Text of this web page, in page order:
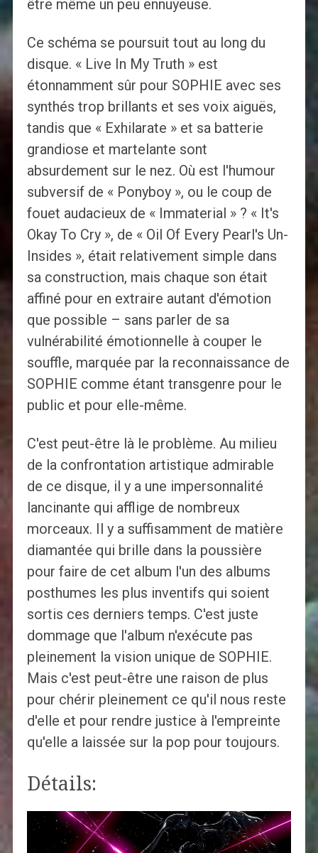
être même un peu ennuyeuse.
Ce schéma se poursuit tout au long du
disque. « Live In My Truth » est
étonnamment sûr pour SOPHIE avec ses
synthés trop brillants et ses voix aiguës,
tandis que « Exhilarate » et sa batterie
grandiose et martelante sont
absurdement sur le nez. Où est l'humour
subversif de « Ponyboy », ou le coup de
fouet audacieux de « Immaterial » ? « It's
Okay To Cry », de « Oil Of Every Pearl's Un-
Insides », était relativement simple dans
sa construction, mais chaque son était
affiné pour en extraire autant d'émotion
que possible – sans parler de sa
vulnérabilité émotionnelle à couper le
souffle, marquée par la reconnaissance de
SOPHIE comme étant transgenre pour le
public et pour elle-même.
C'est peut-être là le problème. Au milieu
de la confrontation artistique admirable
de ce disque, il y a une impersonnalité
lancinante qui afflige de nombreux
morceaux. Il y a suffisamment de matière
diamantée qui brille dans la poussière
pour faire de cet album l'un des albums
posthumes les plus inventifs qui soient
sortis ces derniers temps. C'est juste
dommage que l'album n'exécute pas
pleinement la vision unique de SOPHIE.
Mais c'est peut-être une raison de plus
pour chérir pleinement ce qu'il nous reste
d'elle et pour rendre justice à l'empreinte
qu'elle a laissée sur la pop pour toujours.
Détails: